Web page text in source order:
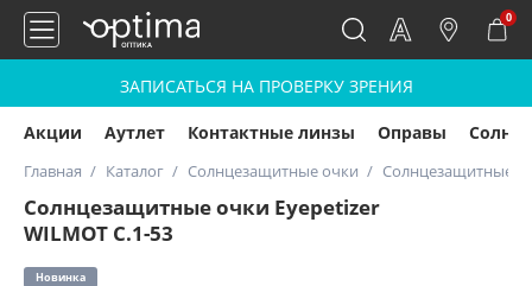
0
ЗАПИСАТЬСЯ НА ПРОВЕРКУ ЗРЕНИЯ
Акции Аутлет Контактные линзы Оправы
Главная Каталог Солнцезащитные очки Солнцезащитные
Солнцезащитные очки Eyepetizer
WILMOT C.1-53
Новинка